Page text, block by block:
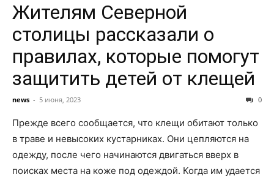
Жителям Северной
столицы рассказали о
правилах, которые помогут
защитить детей от клещей
news - 5 июня, 2023 0
Прежде всего сообщается, что клещи обитают только
в траве и невысоких кустарниках. Они цепляются на
одежду, после чего начинаются двигаться вверх в
поисках места на коже под одеждой. Когда им удается